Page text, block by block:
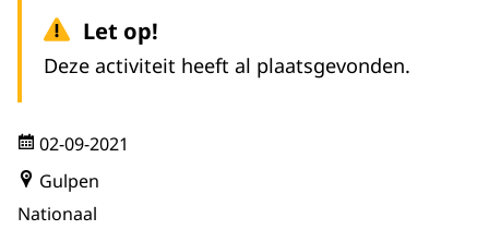
Let op!
Deze activiteit heeft al plaatsgevonden.
02-09-2021
Gulpen
Nationaal